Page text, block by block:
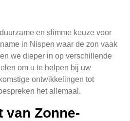
en slimme keuze voor
in Nispen waar de zon vaak
we dieper in op verschillende
om u te helpen bij uw
ontwikkelingen tot
het allemaal.
van Zonne-